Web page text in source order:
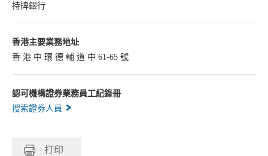
持牌銀行
香港主要業務地址
香 港 中 環 德 輔 道 中 61-65 號
認可機構證券業務員工紀錄冊
搜索證券人員
打印